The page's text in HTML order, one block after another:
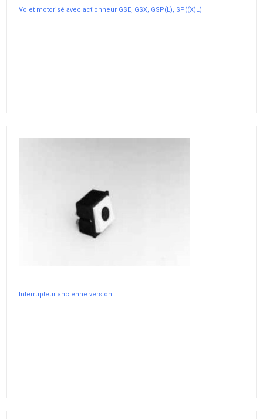
Volet motorisé avec actionneur GSE, GSX, GSP(L), SP((X)L)
Interrupteur ancienne version